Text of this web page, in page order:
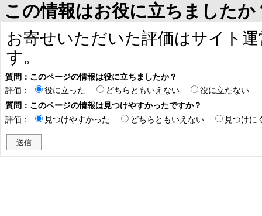
この情報はお役に立ちましたか
お寄せいただいた評価はサイト
す。
質問：このページの情報は役に立ちましたか？
評価：
役に立った どちらともいえない
役に立たない
質問：このページの情報は見つけやすかったですか？
評価：
見つけやすかった どちらともいえない 見つけに